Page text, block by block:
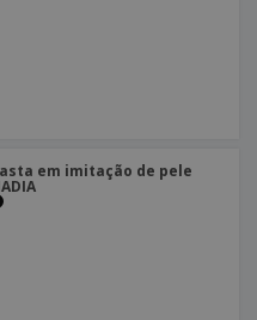
em imitação de pele